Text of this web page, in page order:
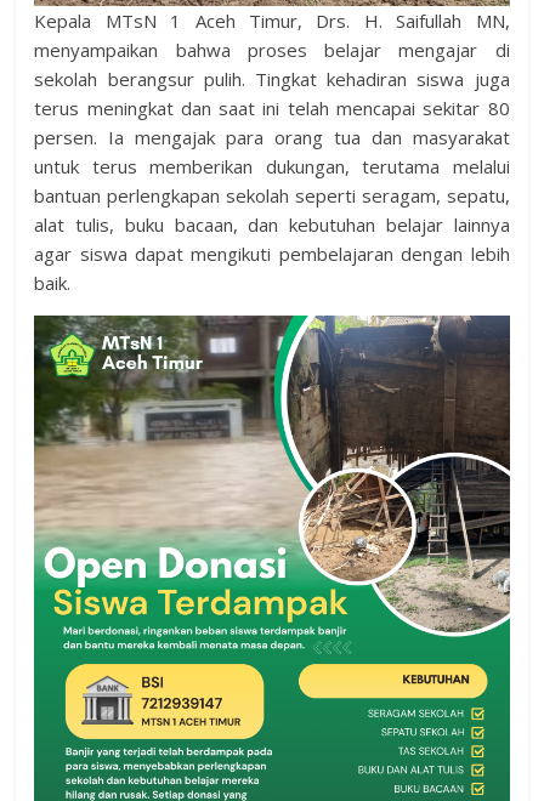
Kepala MTsN 1 Aceh Timur, Drs. H. Saifullah MN,
menyampaikan bahwa proses belajar mengajar di
sekolah berangsur pulih. Tingkat kehadiran siswa juga
terus meningkat dan saat ini telah mencapai sekitar 80
persen. Ia mengajak para orang tua dan masyarakat
untuk terus memberikan dukungan, terutama melalui
bantuan perlengkapan sekolah seperti seragam, sepatu,
alat tulis, buku bacaan, dan kebutuhan belajar lainnya
agar siswa dapat mengikuti pembelajaran dengan lebih
baik.